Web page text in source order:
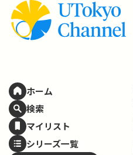
ホーム
検索
マイリスト
シリーズ一覧